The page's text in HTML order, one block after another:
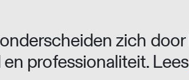
zich
professionaliteit. Lees